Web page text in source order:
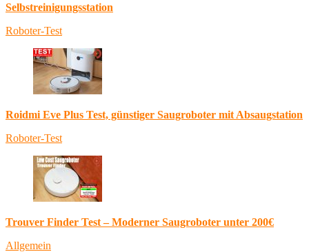
Selbstreinigungsstation
Roboter-Test
Roidmi Eve Plus Test, günstiger Saugroboter mit Absaugstation
Roboter-Test
Trouver Finder Test – Moderner Saugroboter unter 200€
Allgemein